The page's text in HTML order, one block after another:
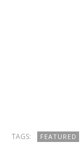
TAGS: FEATURED